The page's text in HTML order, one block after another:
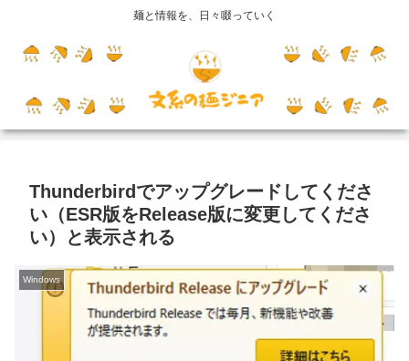
麺と情報を、日々啜っていく
Thunderbirdでアップグレードしてくださ
い（ESR版をRelease版に変更してくださ
い）と表示される
Windows